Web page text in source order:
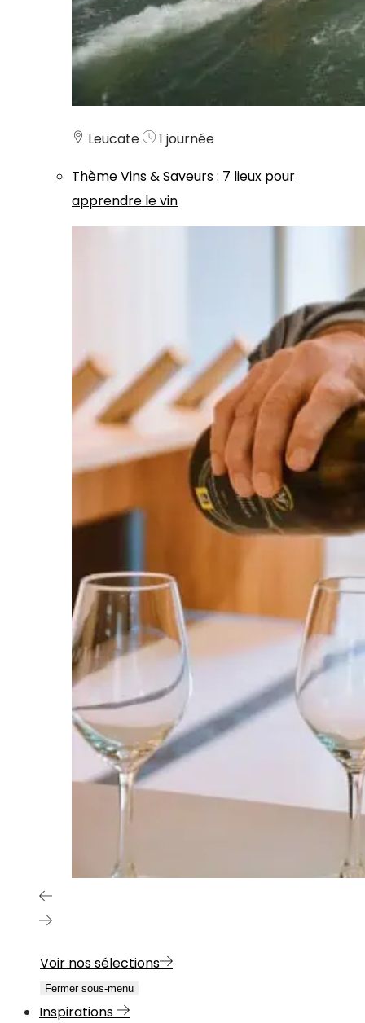
Leucate
1 journée
ThèmeVins & Saveurs: 7 lieux pour
apprendre le vin
Voir nos sélections
Fermer sous-menu
Inspirations